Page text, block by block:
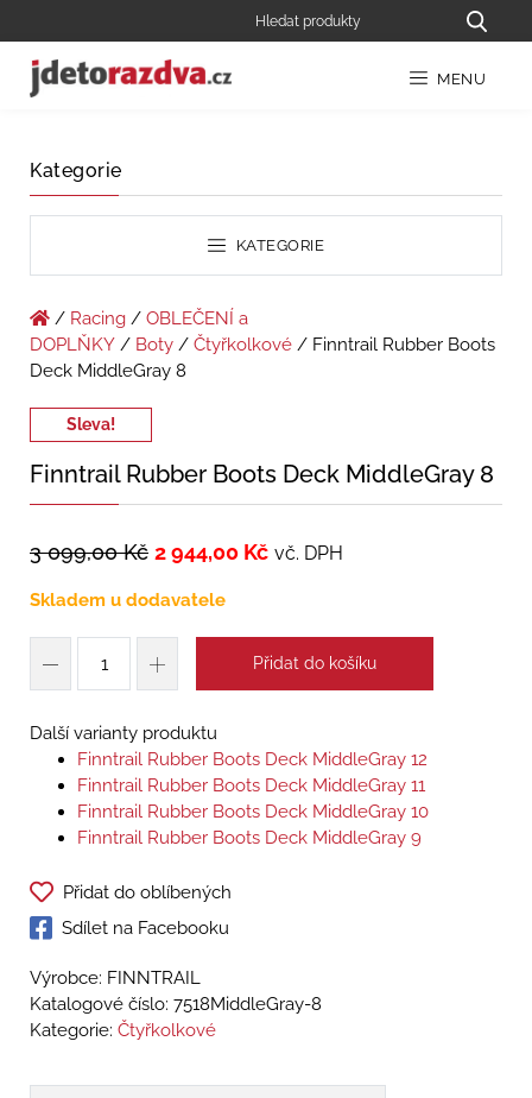
MENU
Kategorie
KATEGORIE
/ Racing / OBLEČENÍ a
DOPLŇKY / Boty / Čtyřkolkové / Finntrail Rubber Boots
Deck MiddleGray 8
Sleva!
Finntrail Rubber Boots Deck MiddleGray 8
3 099,00Kč 2 944,00 Kč vč. DPH
Skladem u dodavatele
Přidat do košíku
Další varianty produktu
Finntrail Rubber Boots Deck MiddleGray 12
Finntrail Rubber Boots Deck MiddleGray 11
Finntrail Rubber Boots Deck MiddleGray 10
Finntrail Rubber Boots Deck MiddleGray 9
Přidat do oblíbených
Sdílet na Facebooku
Výrobce: FINNTRAIL
Katalogové číslo: 7518MiddleGray-8
Kategorie: Čtyřkolkové